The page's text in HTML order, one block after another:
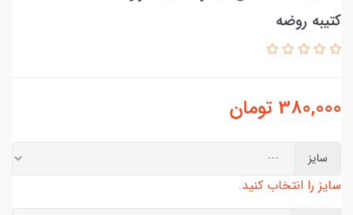
کتیبه روضه
380,000 تومان
سایز
سایز را انتخاب کنید.